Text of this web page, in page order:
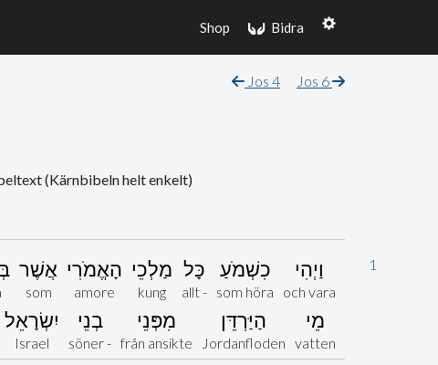
Bidra
Shop
Jos 4 Jos 6
(Kärnbibeln helt enkelt)
1 וַיְהִי
och vara
כִשְׁמֹעַ
som höra
כָּל
allt -
מַלְכֵי
kung
הָאֱמֹרִי
amore
אֲשֶׁר
som
מֵי
vatten
הַיַּרְדֵּן
Jordanfloden
מִפְּנֵי
från ansikte
בְנֵי
söner -
יִשְׂרָאֵל
Israel